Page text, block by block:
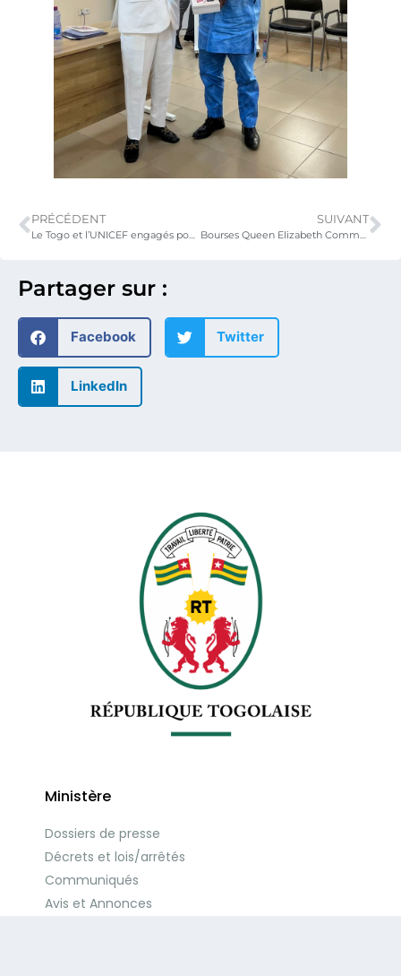
Partager sur :
Facebook Twitter
LinkedIn
PRÉCÉDENT SUIVANT
Ministère
Dossiers de presse
Décrets et lois/arrêtés
Communiqués
Avis et Annonces